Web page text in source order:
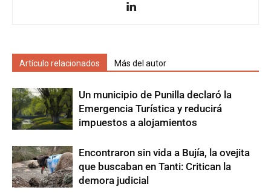
Artículo relacionados Más del autor
Un municipio de Punilla declaró la
Emergencia Turística y reducirá
impuestos a alojamientos
Encontraron sin vida a Bujía, la ovejita
que buscaban en Tanti: Critican la
demora judicial